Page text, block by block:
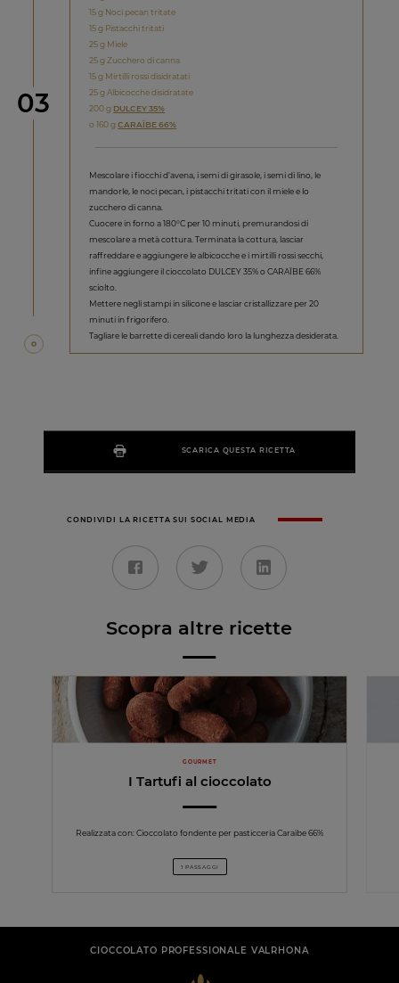
Step
03
15 g Noci pecan tritate
15 g Pistacchi tritati
25 g Miele
25 g Zucchero di canna
15 g Mirtilli rossi disidratati
25 g Albicocche disidratate
200 g DULCEY 35%
o 160 gCARAÏBE 66%
Mescolare i fiocchi d’avena, i semi di girasole, i semi di lino, le
mandorle, le noci pecan, i pistacchi tritati con il miele e lo
zucchero di canna.
Cuocere in forno a 180°C per 10 minuti, premurandosi di
mescolare a metà cottura. Terminata la cottura, lasciar
raffreddare e aggiungere le albicocche e i mirtilli rossi secchi,
infine aggiungere il cioccolato DULCEY 35% o CARAÏBE 66%
sciolto.
Mettere negli stampi in silicone e lasciar cristallizzare per 20
minuti in frigorifero.
Tagliare le barrette di cereali dando loro la lunghezza desiderata.
SCARICA QUESTA RICETTA
CONDIVIDI LA RICETTA SUI SOCIAL MEDIA
Scopra altre ricette
GOURMET
I Tartufi al cioccolato
Realizzata con: Cioccolato fondente per pasticceria Caraïbe 66%
1 PASSAGGI
CIOCCOLATO PROFESSIONALE VALRHONA